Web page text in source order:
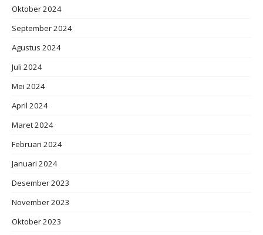
Oktober 2024
September 2024
Agustus 2024
Juli 2024
Mei 2024
April 2024
Maret 2024
Februari 2024
Januari 2024
Desember 2023
November 2023
Oktober 2023